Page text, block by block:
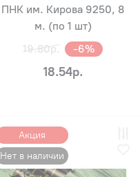
ПНК им. Кирова 9250, 8
м. (по 1 шт)
19.80р.
-6%
18.54р.
Акция
Нет в наличии